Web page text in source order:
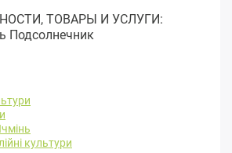
ТОВАРЫ И УСЛУГИ:
Подсолнечник
культури